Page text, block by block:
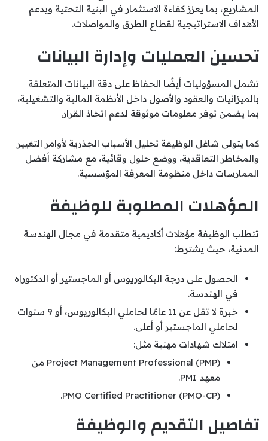
المشاريع، بما يعزز كفاءة الاستثمار في البنية التحتية ويدعم
الأهداف الاستراتيجية لقطاع الطرق والمواصلات.
تحسين العمليات وإدارة البيانات
تشمل المسؤوليات أيضًا الحفاظ على دقة البيانات المتعلقة
بالميزانيات والعقود والأصول داخل الأنظمة المالية والتشغيلية،
بما يضمن توفر معلومات موثوقة لدعم اتخاذ القرار.
كما يتولى شاغل الوظيفة تحليل الأسباب الجذرية لأوامر التغيير
والمخاطر التعاقدية، ووضع حلول وقائية، مع مشاركة أفضل
الممارسات داخل منظومة المعرفة المؤسسية.
المؤهلات المطلوبة للوظيفة
تتطلب الوظيفة مؤهلات أكاديمية متقدمة في مجال الهندسة
المدنية، حيث يشترط:
الحصول على درجة البكالوريوس أو الماجستير أو الدكتوراه
في الهندسة.
خبرة لا تقل عن 11 عامًا لحاملي البكالوريوس، أو 9 سنوات
لحاملي الماجستير أو أعلى.
امتلاك شهادات مهنية مثل:
Project Management Professional (PMP) من
معهد PMI.
PMO Certified Practitioner (PMO-CP).
تفاصيل التقديم والوظيفة